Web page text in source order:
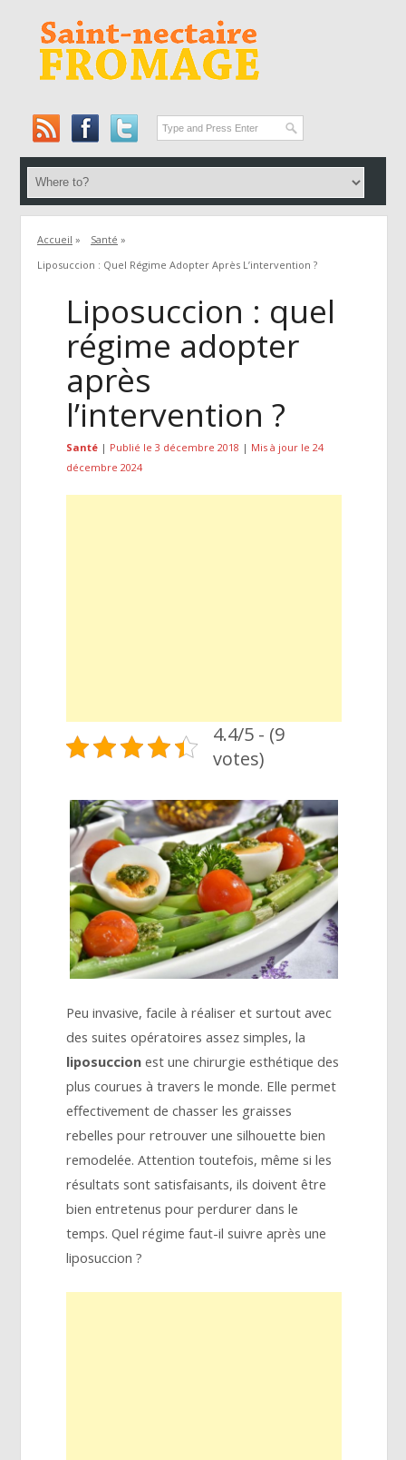
Accueil » Santé »
Liposuccion : Quel Régime Adopter Après L’intervention ?
Liposuccion : quel
régime adopter
après
l’intervention ?
Santé | Publié le 3 décembre 2018 | Mis à jour le 24
décembre 2024
4.4/5 - (9
votes)
Peu invasive, facile à réaliser et surtout avec
des suites opératoires assez simples, la
liposuccion est une chirurgie esthétique des
plus courues à travers le monde. Elle permet
effectivement de chasser les graisses
rebelles pour retrouver une silhouette bien
remodelée. Attention toutefois, même si les
résultats sont satisfaisants, ils doivent être
bien entretenus pour perdurer dans le
temps. Quel régime faut-il suivre après une
liposuccion ?